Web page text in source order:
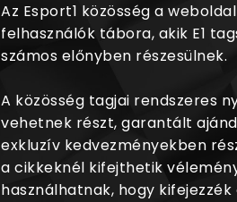
Az Esport1 közösség a
felhasználók tábora, akik E1
számos előnyben részesülnek.
A közösség tagjai rendszeres
vehetnek részt, garantált
exkluzív kedvezményekben
a cikkeknél kifejthetik
használhatnak, hogy